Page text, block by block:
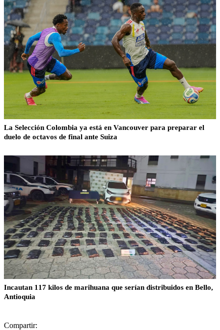
La Selección Colombia ya está en Vancouver para preparar el
duelo de octavos de final ante Suiza
Incautan 117 kilos de marihuana que serían distribuidos en Bello,
Antioquia
Compartir: